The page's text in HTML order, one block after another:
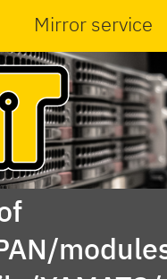
Mirror service